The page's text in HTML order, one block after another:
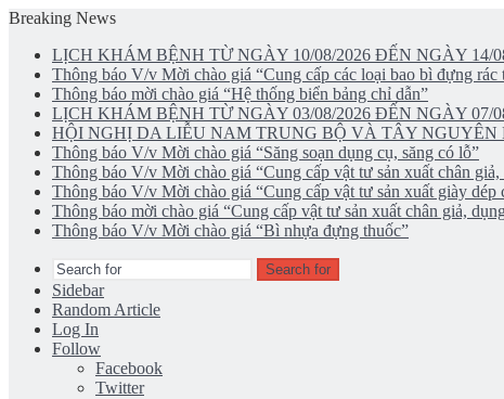
Breaking News
LỊCH KHÁM BỆNH TỪ NGÀY 10/08/2026 ĐẾN NGÀY
Thông báo V/v Mời chào giá “Cung cấp các loại bao bì đựng rác
Thông báo mời chào giá “Hệ thống biển bảng chỉ dẫn”
LỊCH KHÁM BỆNH TỪ NGÀY 03/08/2026 ĐẾN NGÀY
HỘI NGHỊ DA LIỄU NAM TRUNG BỘ VÀ TÂY NGUYÊN
Thông báo V/v Mời chào giá “Săng soạn dụng cụ, săng có lỗ”
Thông báo V/v Mời chào giá “Cung cấp vật tư sản xuất chân
Thông báo V/v Mời chào giá “Cung cấp vật tư sản xuất giày dép
Thông báo mời chào giá “Cung cấp vật tư sản xuất chân giả,
Thông báo V/v Mời chào giá “Bì nhựa đựng thuốc”
Search for
Sidebar
Random Article
Log In
Follow
Facebook
Twitter